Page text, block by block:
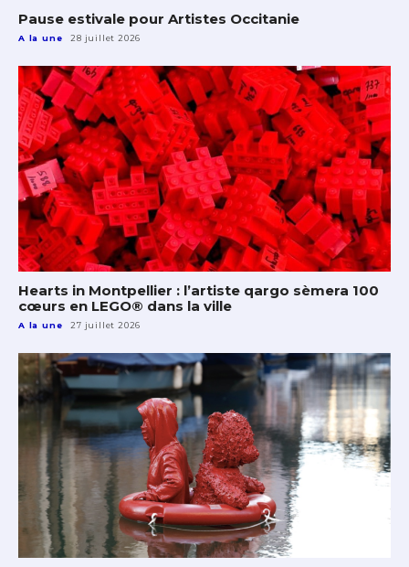
Pause estivale pour Artistes Occitanie
A la une 28 juillet 2026
Hearts in Montpellier : l’artiste qargo sèmera 100
cœurs en LEGO® dans la ville
A la une 27 juillet 2026